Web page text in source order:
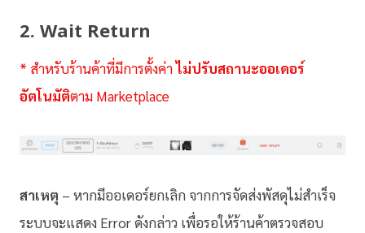
2. Wait Return
* สำหรับร้านค้าที่มีการตั้งค่าไม่ปรับสถานะออเดอร์
อัตโนมัติตาม Marketplace
สาเหตุ – หากมีออเดอร์ยกเลิก จากการจัดส่งพัสดุไม่สำเร็จ
ระบบจะแสดง Error ดังกล่าว เพื่อรอให้ร้านค้าตรวจสอบ